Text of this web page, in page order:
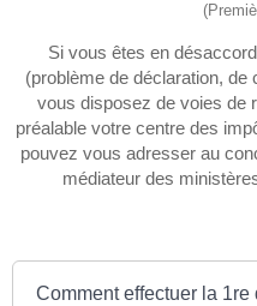
Si vous êtes en
(problème de déclaration, de
vous disposez de voies de
préalable votre centre des
pouvez vous adresser au
médiateur des
Comment effectuer la